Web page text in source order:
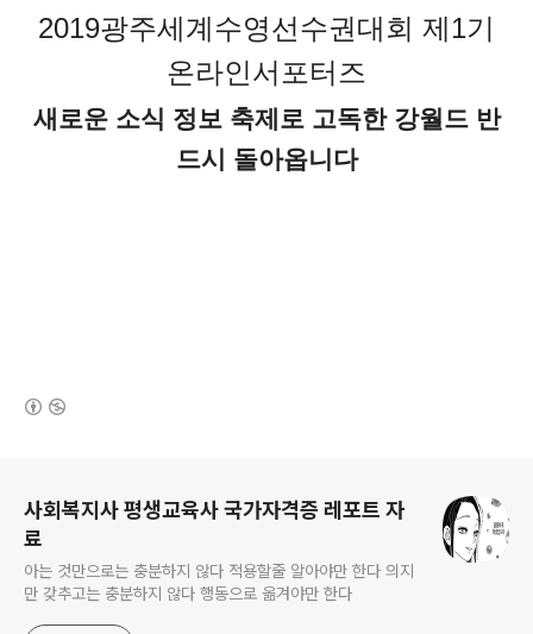
2019광주세계수영선수권대회 제1기
온라인서포터즈
새로운 소식 정보 축제로 고독한 강월드 반
드시 돌아옵니다
사회복지사 평생교육사 국가자격증 레포트 자
료
아는 것만으로는 충분하지 않다 적용할줄 알아야만 한다 의지
만 갖추고는 충분하지 않다 행동으로 옮겨야만 한다